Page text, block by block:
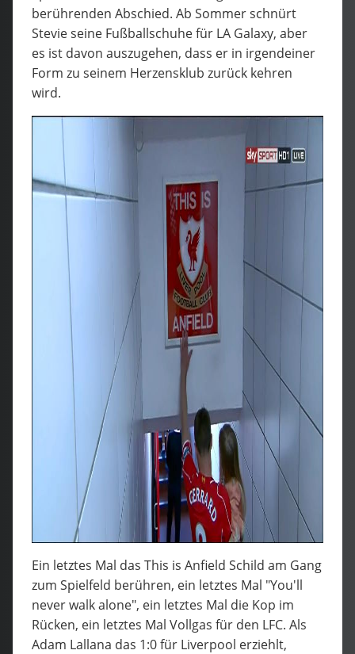
berührenden Abschied. Ab Sommer schnürt
Stevie seine Fußballschuhe für LA Galaxy, aber
es ist davon auszugehen, dass er in irgendeiner
Form zu seinem Herzensklub zurück kehren
wird.
Ein letztes Mal das This is Anfield Schild am Gang
zum Spielfeld berühren, ein letztes Mal "You'll
never walk alone", ein letztes Mal die Kop im
Rücken, ein letztes Mal Vollgas für den LFC. Als
Adam Lallana das 1:0 für Liverpool erziehlt,